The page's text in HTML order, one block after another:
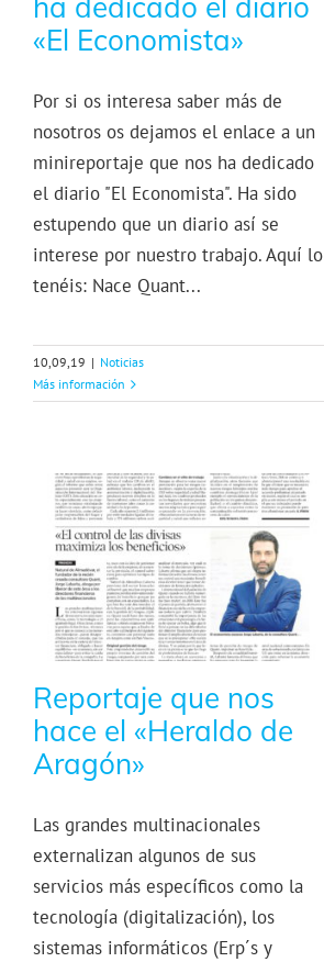
«El Economista»
Por si os interesa saber más de
nosotros os dejamos el enlace a un
minireportaje que nos ha dedicado
el diario "El Economista". Ha sido
estupendo que un diario así se
interese por nuestro trabajo. Aquí lo
tenéis: Nace Quant...
10,09,19 | Noticias
Más información
Reportaje que nos
hace el «Heraldo de
Aragón»
Las grandes multinacionales
externalizan algunos de sus
servicios más específicos como la
tecnología (digitalización), los
sistemas informáticos (Erp´s y